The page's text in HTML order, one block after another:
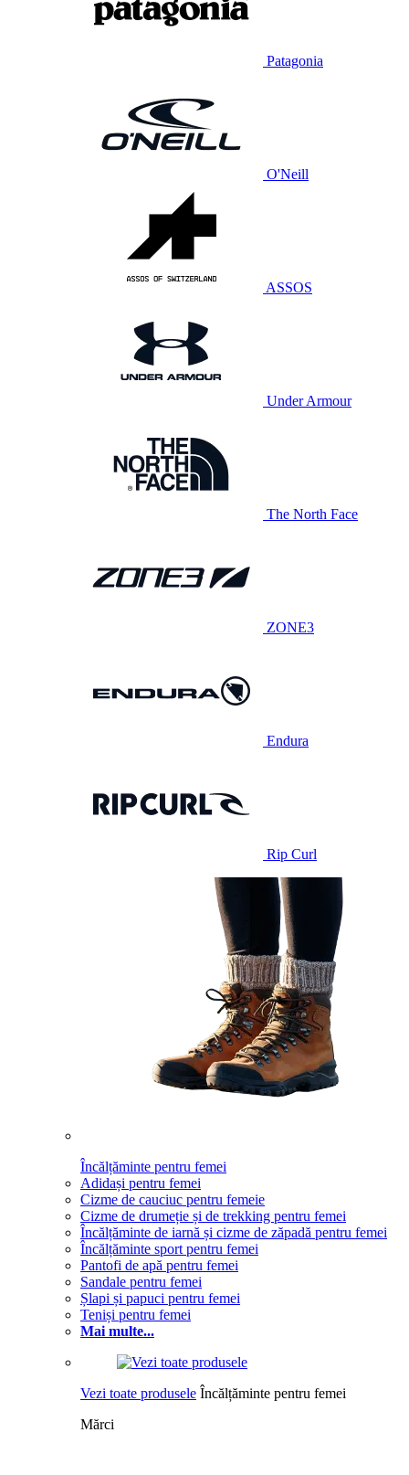
Patagonia
O'Neill
ASSOS
Under Armour
The North Face
ZONE3
Endura
Rip Curl
Încălțăminte pentru femei
Adidași pentru femei
Cizme de cauciuc pentru femeie
Cizme de drumeție și de trekking pentru femei
Încălțăminte de iarnă și cizme de zăpadă pentru femei
Încălțăminte sport pentru femei
Pantofi de apă pentru femei
Sandale pentru femei
Șlapi și papuci pentru femei
Teniși pentru femei
Mai multe...
Vezi toate produsele Încălțăminte pentru femei
Mărci